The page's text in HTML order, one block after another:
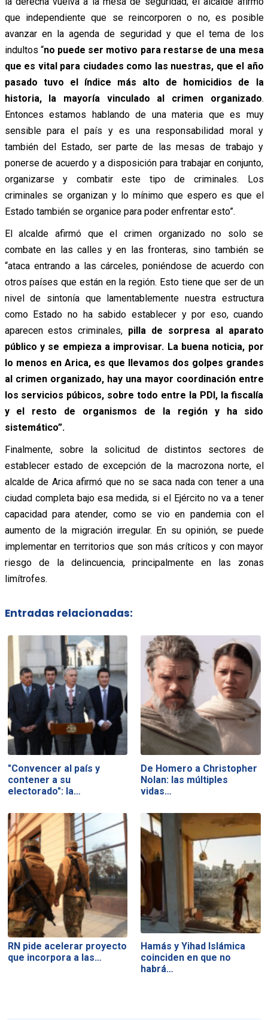
que independiente que se reincorporen o no, es posible
avanzar en la agenda de seguridad y que el tema de los
indultos “no puede ser motivo para restarse de una mesa
que es vital para ciudades como las nuestras, que el año
pasado tuvo el índice más alto de homicidios de la
historia, la mayoría vinculado al crimen organizado.
Entonces estamos hablando de una materia que es muy
sensible para el país y es una responsabilidad moral y
también del Estado, ser parte de las mesas de trabajo y
ponerse de acuerdo y a disposición para trabajar en conjunto,
organizarse y combatir este tipo de criminales. Los
criminales se organizan y lo mínimo que espero es que el
Estado también se organice para poder enfrentar esto”.
El alcalde afirmó que el crimen organizado no solo se
combate en las calles y en las fronteras, sino también se
“ataca entrando a las cárceles, poniéndose de acuerdo con
otros países que están en la región. Esto tiene que ser de un
nivel de sintonía que lamentablemente nuestra estructura
como Estado no ha sabido establecer y por eso, cuando
aparecen estos criminales, pilla de sorpresa al aparato
público y se empieza a improvisar. La buena noticia, por
lo menos en Arica, es que llevamos dos golpes grandes
al crimen organizado, hay una mayor coordinación entre
los servicios púbicos, sobre todo entre la PDI, la fiscalía
y el resto de organismos de la región y ha sido
sistemático”.
Finalmente, sobre la solicitud de distintos sectores de
establecer estado de excepción de la macrozona norte, el
alcalde de Arica afirmó que no se saca nada con tener a una
ciudad completa bajo esa medida, si el Ejército no va a tener
capacidad para atender, como se vio en pandemia con el
aumento de la migración irregular. En su opinión, se puede
implementar en territorios que son más críticos y con mayor
riesgo de la delincuencia, principalmente en las zonas
limítrofes.
Entradas relacionadas:
"Convencer al país y
contener a su
electorado": la…
De Homero a Christopher
Nolan: las múltiples
vidas…
RN pide acelerar proyecto
que incorpora a las…
Hamás y Yihad Islámica
coinciden en que no
habrá…